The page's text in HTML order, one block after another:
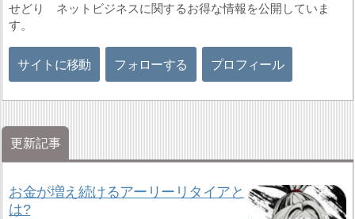
せどり ネットビジネスに関するお得な情報を公開していま
す。
サイトに移動 フォローする プロフィール
更新記事
お金が増え続けるアーリーリタイアと
は?